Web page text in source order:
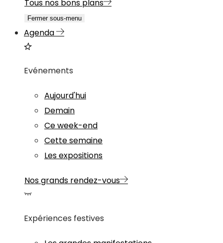
Tous nos bons plans
Fermer sous-menu
Agenda
Evénements
Aujourd'hui
Demain
Ce week-end
Cette semaine
Les expositions
Nos grands rendez-vous
Expériences festives